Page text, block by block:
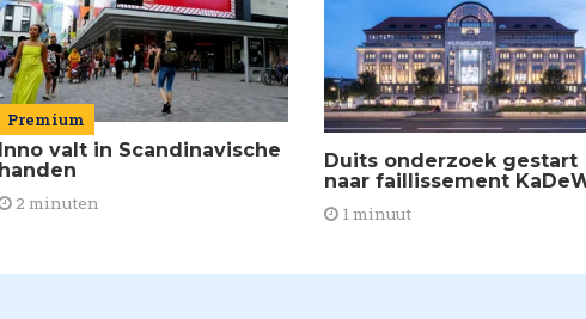
Premium
Inno valt in Scandinavische
handen
2 minuten
Duits onderzoek gestart
naar faillissement
1 minuut